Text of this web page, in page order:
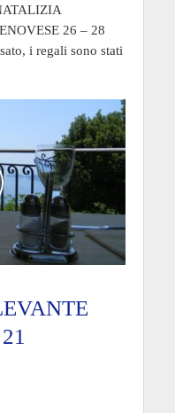
26 – 28
i regali sono stati